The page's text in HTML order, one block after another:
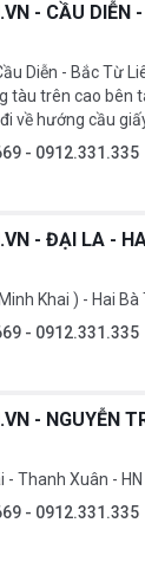
- CẦU DIỄN
Diễn - Bắc Từ
tàu trên cao bên
về hướng cầu
- 0912.331.335
- ĐẠI LA -
Khai ) - Hai Bà
- 0912.331.335
- NGUYỄN
- Thanh Xuân - HN
- 0912.331.335